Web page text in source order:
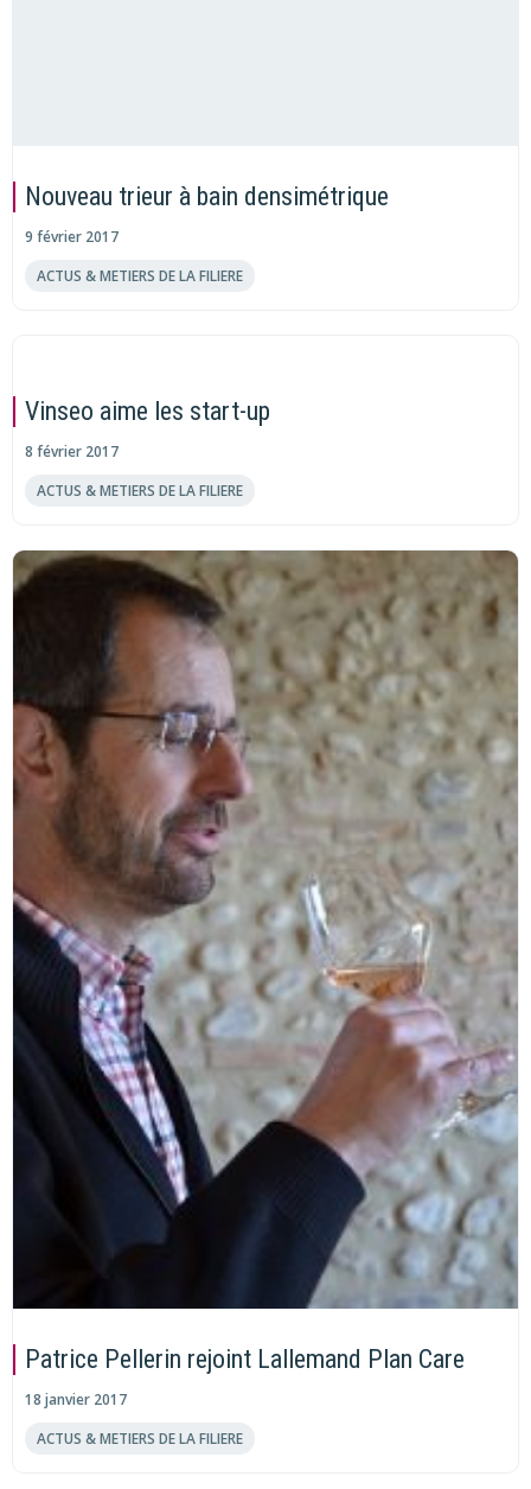
Nouveau trieur à bain densimétrique
9 février 2017
ACTUS & METIERS DE LA FILIERE
Vinseo aime les start-up
8 février 2017
ACTUS & METIERS DE LA FILIERE
Patrice Pellerin rejoint Lallemand Plan Care
18 janvier 2017
ACTUS & METIERS DE LA FILIERE